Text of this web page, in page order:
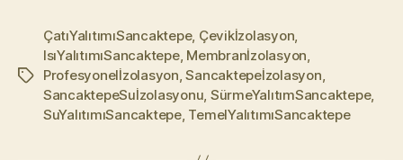
Etiketler
ÇatıYalıtımıSancaktepe, Çevikİzolasyon,
IsıYalıtımıSancaktepe, Membranİzolasyon,
Profesyonelİzolasyon,Sancaktepeİzolasyon,
SancaktepeSuİzolasyonu, SürmeYalıtımSancaktepe,
SuYalıtımıSancaktepe, TemelYalıtımıSancaktepe